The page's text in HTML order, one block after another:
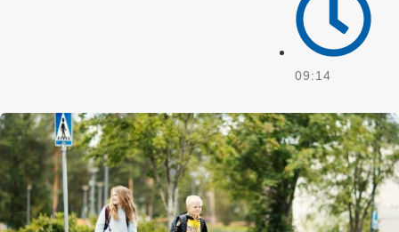
Email
09:14